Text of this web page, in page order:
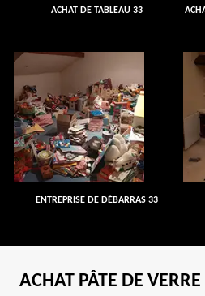
ACHAT DE TABLEAU 33
ENTREPRISE DE DÉBARRAS 33
ACHAT PÂTE DE